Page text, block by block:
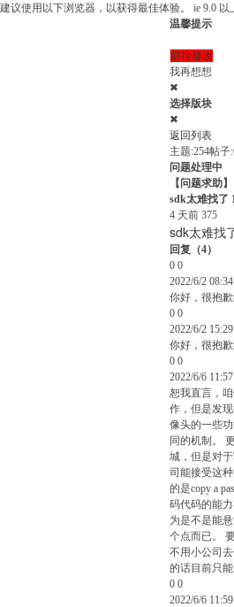
建议使用以下浏览器，以获得最佳体验。 ie 9.0 以
温馨提示
前往修改
我再想想
✖
选择版块
✖
返回列表
主题:254帖子
问题处理中
【问题求助】
sdk太难找了
4 天前 375
sdk太难找
回复 （4）
0 0
2022/6/2 08:34
你好，很抱
0 0
2022/6/2 15:29
你好，很抱
0 0
2022/6/6 11:57
恕我直言，
作，但是发
像头的一些
同的机制。
城，但是对
司能接受这
的是copy a
码代码的能
为是不是能
个点而已。
不用小公司
的话目前只
0 0
2022/6/6 11:59